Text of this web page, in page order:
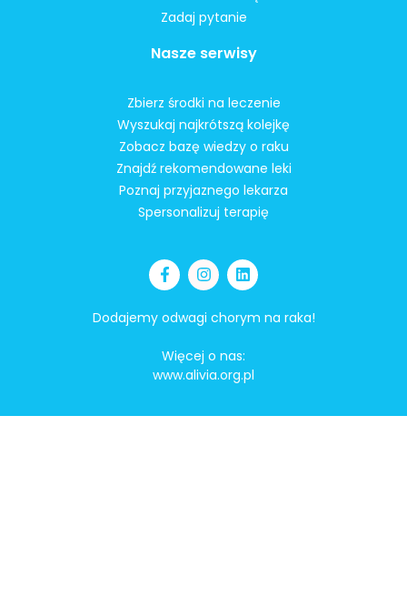
Zadaj pytanie
Nasze serwisy
Zbierz środki na leczenie
Wyszukaj najkrótszą kolejkę
Zobacz bazę wiedzy o raku
Znajdź rekomendowane leki
Poznaj przyjaznego lekarza
Spersonalizuj terapię
Dodajemy odwagi chorym na raka!
Więcej o nas:
www.alivia.org.pl